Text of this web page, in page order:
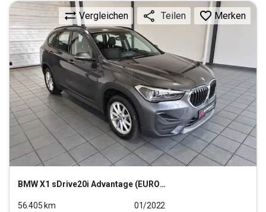
BMWX1 sDrive20i Advantage (EURO 6d)
Vergleichen Teilen Merken
56.405 km
01/2022